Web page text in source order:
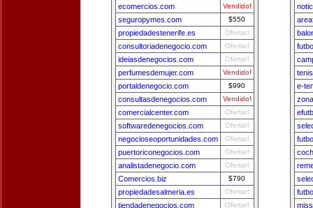
ecomercios.com Vendido!
seguropymes.com $550
propiedadestenerife.es Ofertar!
consultoriadenegocio.com Ofertar!
ideiasdenegocios.com Ofertar!
perfumesdemujer.com Vendido!
portaldenegocio.com $990
consultasdenegocios.com Vendido!
comercialcenter.com Ofertar!
softwaredenegocios.com Ofertar!
negocioseoportunidades.com Ofertar!
puertoriconegocios.com Ofertar!
analistadenegocio.com Ofertar!
Comercios.biz $790
propiedadesalmeria.es Ofertar!
tiendadenegocios.com Ofertar!
e-